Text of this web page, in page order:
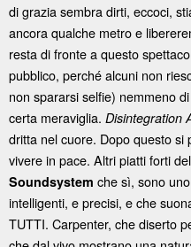
di grazia sembra dirti, eccoci,
ancora qualche metro e
resta di fronte a questo
pubblico, perché alcuni non
non spararsi selfie) nemmeno
certa meraviglia. Disintegration
dritta nel cuore. Dopo questo
vivere in pace. Altri piatti forti
Soundsystem che sì, sono
intelligenti, e precisi, e che
TUTTI. Carpenter, che diserto